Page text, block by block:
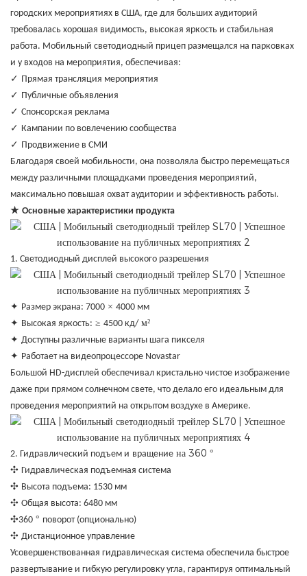
городских мероприятиях в США, где для больших аудиторий
требовалась хорошая видимость, высокая яркость и стабильная
работа. Мобильный светодиодный прицеп размещался на парковках
и у входов на мероприятия, обеспечивая:
✓ Прямая трансляция мероприятия
✓ Публичные объявления
✓ Спонсорская реклама
✓ Кампании по вовлечению сообщества
✓ Продвижение в СМИ
Благодаря своей мобильности, она позволяла быстро перемещаться
между различными площадками проведения мероприятий,
максимально повышая охват аудитории и эффективность работы.
★ Основные характеристики продукта
1. Светодиодный дисплей высокого разрешения
✦ Размер экрана: 7000 × 4000 мм
✦ Высокая яркость: ≥ 4500 кд/ м²
✦ Доступны различные варианты шага пикселя
✦ Работает на видеопроцессоре Novastar
Большой HD-дисплей обеспечивал кристально чистое изображение
даже при прямом солнечном свете, что делало его идеальным для
проведения мероприятий на открытом воздухе в Америке.
2. Гидравлический подъем и вращение на 360 °
✣ Гидравлическая подъемная система
✣ Высота подъема: 1530 мм
✣ Общая высота: 6480 мм
✣360 ° поворот (опционально)
✣ Дистанционное управление
Усовершенствованная гидравлическая система обеспечила быстрое
развертывание и гибкую регулировку угла, гарантируя оптимальный